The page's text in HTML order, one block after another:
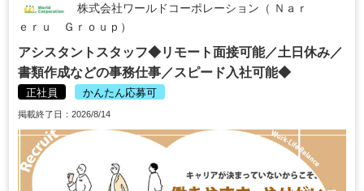
株式会社ワールドコーポレーション（ Ｎａｒ
ｅｒｕ Ｇｒｏｕｐ）
アシスタントスタッフ◆リモート面接可能／土日休み／
書類作成などの事務仕事／スピード入社可能◆
正社員 かんたん応募可
掲載終了日：2026/8/14